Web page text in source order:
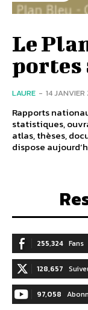
Le
portes
LAURE - 14
Rapports
statistiques,
atlas, thèses,
dispose
255,324 Fans
128,657
97,058